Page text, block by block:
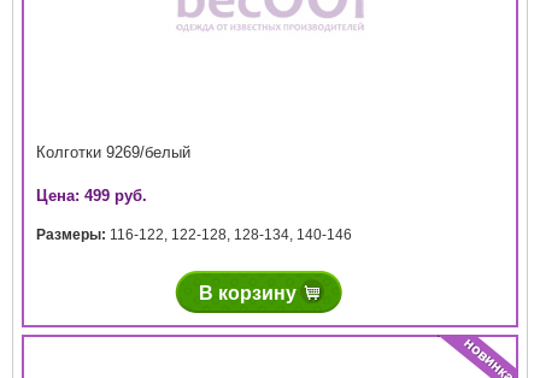
Колготки 9269/белый
Цена: 499 руб.
Размеры: 116-122, 122-128, 128-134, 140-146
В корзину